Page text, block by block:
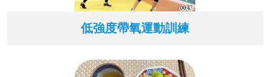
低強度帶氧運動訓練